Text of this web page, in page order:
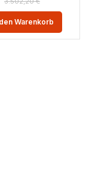
Warenkorb